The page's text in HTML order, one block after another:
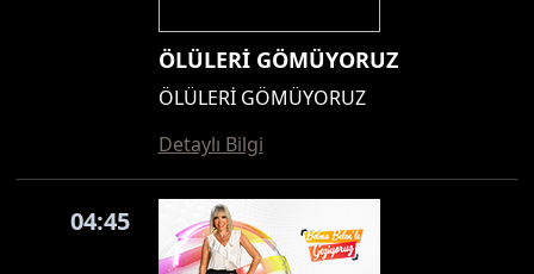
ÖLÜLERİ GÖMÜYORUZ
ÖLÜLERİ GÖMÜYORUZ
Detaylı Bilgi
04:45